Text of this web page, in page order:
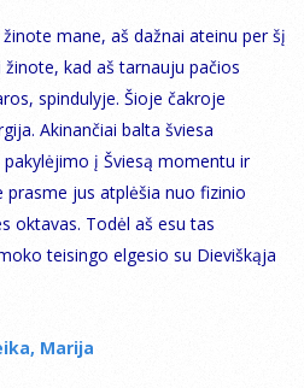
žinote mane, aš dažnai ateinu per šį
kad aš tarnauju pačios
spindulyje. Šioje čakroje
Akinančiai balta šviesa
į Šviesą momentu ir
jus atplėšia nuo fizinio
oktavas. Todėl aš esu tas
teisingo elgesio su Dieviškąja
Marija